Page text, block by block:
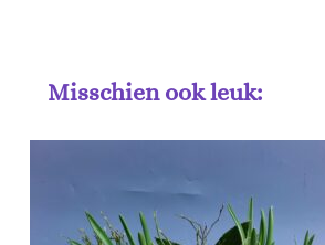
Misschien ook leuk: